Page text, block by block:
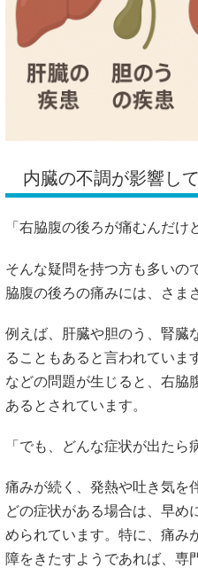
内臓の不調が影響して
「 右脇腹の後ろが痛むんだけ
そんな疑問 を持つ方も多いの
脇腹の後ろの痛みには、 さま
例えば、 肝臓や胆のう、 腎臓
る こと もある と言われてい ま
などの問題が生じる と、 右脇
ある と さ れてい ます。
「 でも、 どんな症状が出たら
痛みが続く、 発熱や吐き気を
どの症状がある場合は、 早め
められてい ます。 特に、 痛み
障をきたすよう であれば、 専